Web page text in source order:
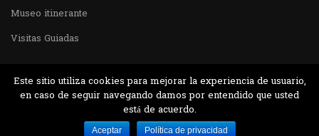
Museo itinerante
Visitas Guiadas
Desarrollado por MJTEC.
Este sitio utiliza cookies para mejorar la experiencia de usuario,
en caso de seguir navegando damos por entendido que usted
está de acuerdo.
Aceptar Política de privacidad